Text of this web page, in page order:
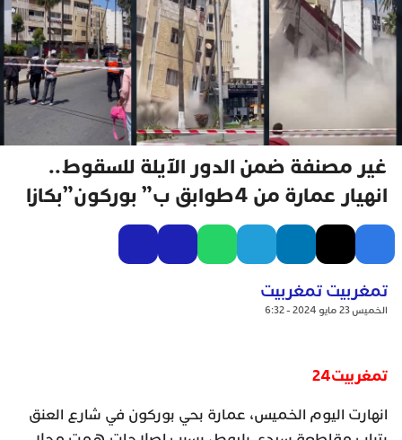
غير مصنفة ضمن الدور الآيلة للسقوط..
انهيار عمارة من 4طوابق ب” بوركون”بكازا
تمغربيت تمغربيت
الخميس 23 مايو 2024 - 6:32
تمغربيت24
انهارت اليوم الخميس، عمارة بحي بوركون في شارع العنق